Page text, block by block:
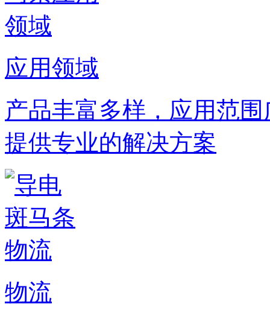
应用领域
产品丰富多样，应用范围
提供专业的解决方案
物流